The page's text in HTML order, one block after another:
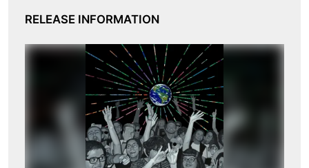
RELEASE INFORMATION